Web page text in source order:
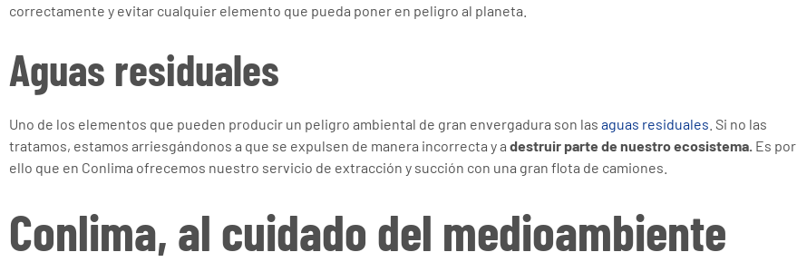
correctamente y evitar cualquier elemento que pueda poner en peligro al planeta.
Aguas residuales
Uno de los elementos que pueden producir un peligro ambiental de gran envergadura son las aguas residuales . Si no las
tratamos, estamos arriesgándonos a que se expulsen de manera incorrecta y a destruir parte de nuestro ecosistema. Es por
ello que en Conlima ofrecemos nuestro servicio de extracción y succión con una gran flota de camiones.
Conlima, al cuidado del medioambiente